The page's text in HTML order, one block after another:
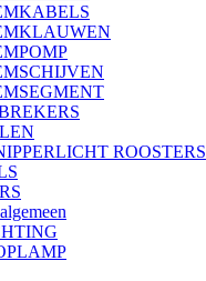
ROOSTERS